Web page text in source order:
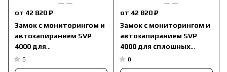
от 42 820 ₽
Замок с мониторингом и
автозапиранием SVP
4000 для
узкопрофильных дверей
0
от 42 820 ₽
Замок с мониторингом и
автозапиранием SVP
4000 для сплошных
дверей с притвором
0